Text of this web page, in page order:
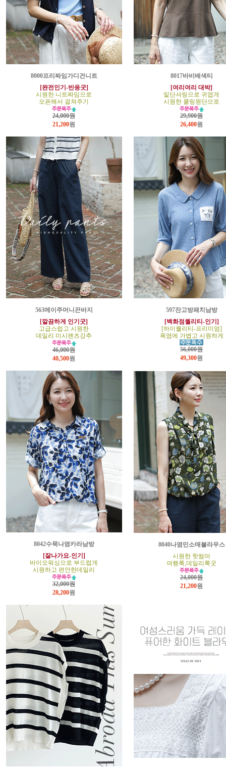
8000프리짜임가디건니트
[완전인기-반응굿]
시원한 니트짜임으로
오픈해서 걸쳐주기
24,000원
21,200원
8017바비배색티
[여리여리 대박]
밑단셔링으로 귀엽게
시원한 쿨링원단으로
29,900원
26,400원
563메이주머니끈바지
[깔끔하게 인기굿]
고급스럽고 시원한
데일리 미시팬츠강추
46,000원
40,500원
597잔고방패치남방
[백화점퀄리티-인기]
[하이퀄리티-프리미엄]
폭염에 가볍고 시원하게
56,000원
49,300원
8042수묵나염카라남방
[잘나가요-인기]
바이오워싱으로 부드럽게
시원하고 편안한데일리
32,000원
28,200원
8040나염민소매블라우스
시원한 핫썸머
여행룩,데일리룩굿
24,000원
21,200원